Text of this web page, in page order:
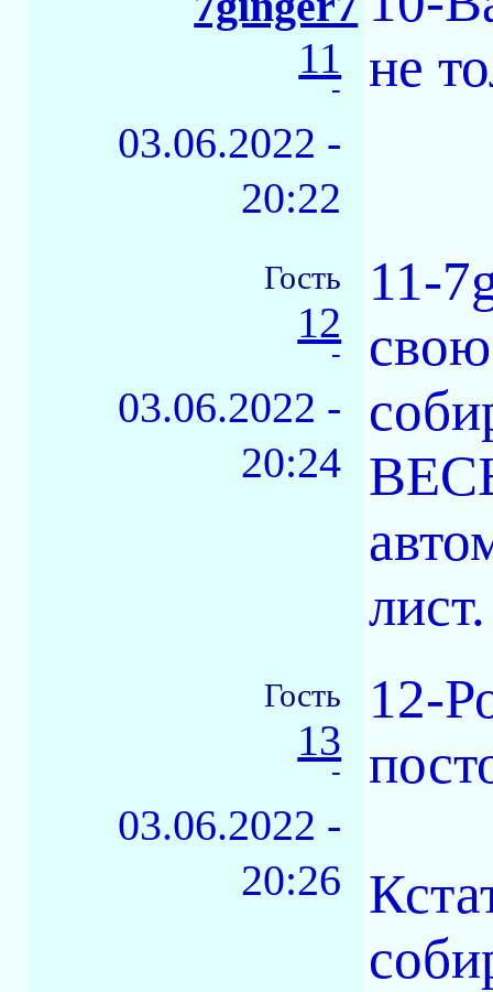
11
-
03.06.2022 -
20:22
не
Гость
12
-
03.06.2022 -
20:24
11-
Гость
13
-
03.06.2022 -
20:26
12-